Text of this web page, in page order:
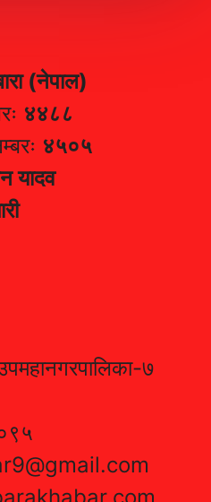
(नेपाल)
४४८८
४५०५
यादव
७